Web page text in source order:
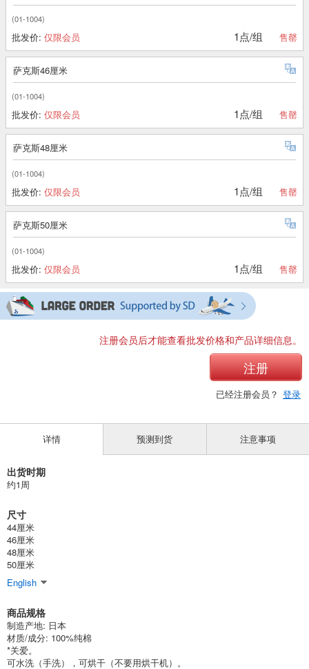
(01-1004)
批发价: 仅限会员 1点/组 售罄
萨克斯46厘米
(01-1004)
批发价: 仅限会员 1点/组 售罄
萨克斯48厘米
(01-1004)
批发价: 仅限会员 1点/组 售罄
萨克斯50厘米
(01-1004)
批发价: 仅限会员 1点/组 售罄
注册会员后才能查看批发价格和产品详细信息。
注册
已经注册会员？ 登录
详情
出货时期
约1周
尺寸
44厘米
46厘米
48厘米
50厘米
English
商品规格
制造产地: 日本
材质/成分: 100%纯棉
*关爱。
可水洗（手洗），可烘干（不要用烘干机）。
预测到货 注意事项